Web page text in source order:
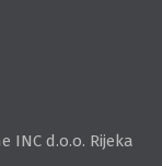
d.o.o. Rijeka